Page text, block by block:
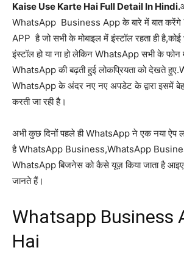
Kaise Use Karte Hai Full Detail In Hindi.
WhatsApp Business App के बारे में बात
APP है जो सभी के मोबाइल में इंस्टॉल रहता ही
इंस्टॉल हो या ना हो लेकिन WhatsApp सभी के फोन
WhatsApp की बढ़ती हुई लोकप्रियता को देखते
WhatsApp के अंदर नए नए अपडेट के द्वारा इसमें
करती जा रही है।
अभी कुछ दिनों पहले ही WhatsApp ने एक नया ऐप
है WhatsApp Business,WhatsApp
WhatsApp बिजनेस को कैसे यूज़ किया जाता है आइए
जानते हैं।
Whatsapp Business
Hai